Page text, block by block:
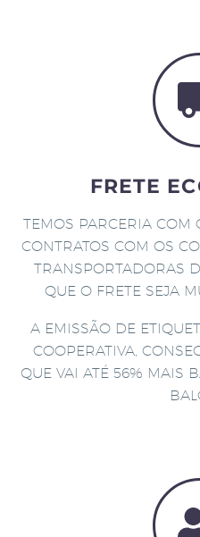
FRETE
TEMOS PARCERIA COM
CONTRATOS COM OS
TRANSPORTADORAS
QUE O FRETE SEJA
A EMISSÃO DE
COOPERATIVA,
QUE VAI ATÉ 56% MAIS